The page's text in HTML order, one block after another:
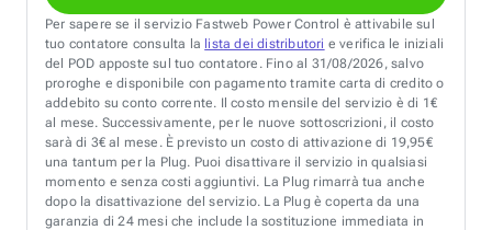
Per sapere se il servizio Fastweb Power Control è attivabile sul
tuo contatore consulta la lista dei distributori e verifica le iniziali
del POD apposte sul tuo contatore. Fino al 31/08/2026, salvo
proroghe e disponibile con pagamento tramite carta di credito o
addebito su conto corrente. Il costo mensile del servizio è di 1€
al mese. Successivamente, per le nuove sottoscrizioni, il costo
sarà di 3€ al mese. È previsto un costo di attivazione di 19,95€
una tantum per la Plug. Puoi disattivare il servizio in qualsiasi
momento e senza costi aggiuntivi. La Plug rimarrà tua anche
dopo la disattivazione del servizio. La Plug è coperta da una
garanzia di 24 mesi che include la sostituzione immediata in